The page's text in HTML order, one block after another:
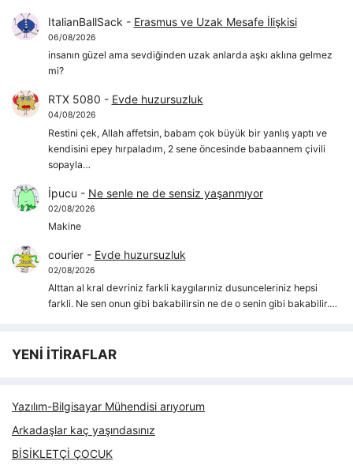
ItalianBallSack - Erasmus ve Uzak Mesafe İlişkisi
06/08/2026
insanın güzel ama sevdiğinden uzak anlarda aşkı aklına gelmez
mi?
RTX 5080 - Evde huzursuzluk
04/08/2026
Restini çek, Allah affetsin, babam çok büyük bir yanlış yaptı ve
kendisini epey hırpaladım, 2 sene öncesinde babaannem çivili
sopayla…
İpucu - Ne senle ne de sensiz yaşanmıyor
02/08/2026
Makine
courier- Evde huzursuzluk
02/08/2026
Alttan al kral devriniz farkli kaygılarıniz dusunceleriniz hepsi
farkli. Ne sen onun gibi bakabilirsin ne de o senin gibi bakabilir.…
YENİ İTİRAFLAR
Yazılım-Bilgisayar Mühendisi arıyorum
Arkadaşlar kaç yaşındasınız
BİSİKLETÇİ ÇOCUK